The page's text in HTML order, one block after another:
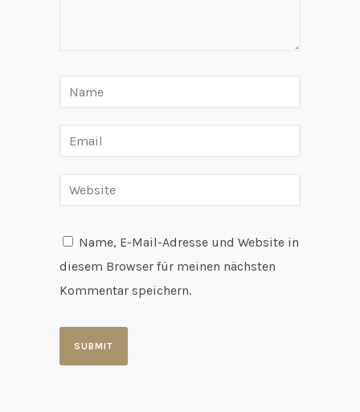
Name, E-Mail-Adresse und Website in
diesem Browser für meinen nächsten
Kommentar speichern.